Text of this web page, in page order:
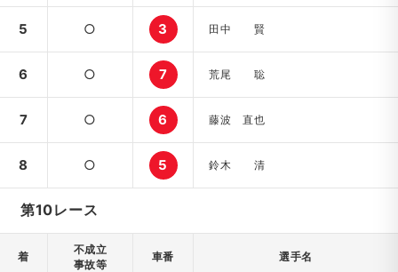
5 ○ 3 田中 賢
6 ○ 7 荒尾 聡
7 ○ 6 藤波 直也
8 ○ 5 鈴木 清
第10レース
着
不成立
事故等
車番 選手名